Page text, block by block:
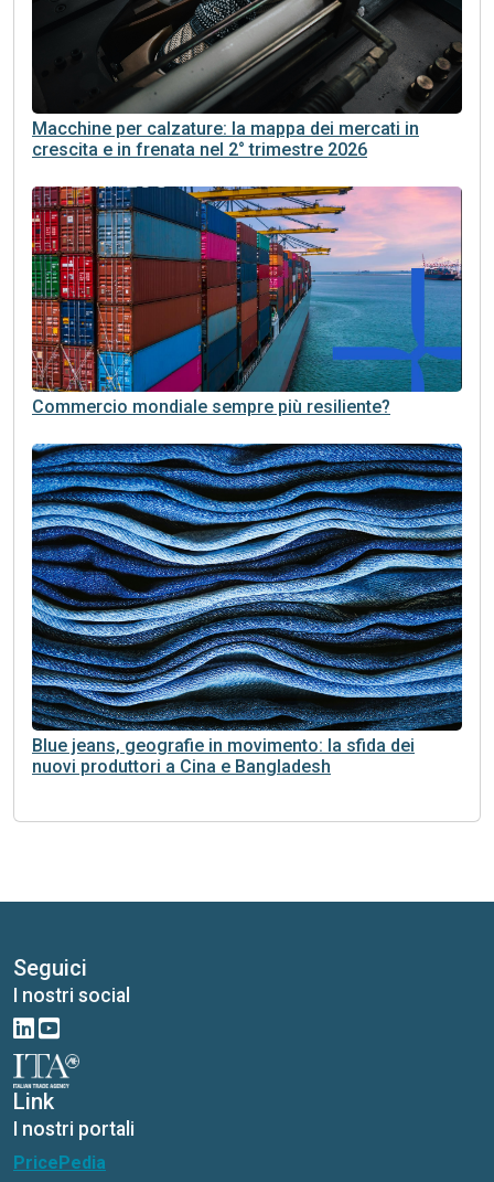
Macchine per calzature: la mappa dei mercati in
crescita e in frenata nel 2° trimestre 2026
Commercio mondiale sempre più resiliente?
Blue jeans, geografie in movimento: la sfida dei
nuovi produttori a Cina e Bangladesh
Seguici
I nostri social
Link
I nostri portali
PricePedia